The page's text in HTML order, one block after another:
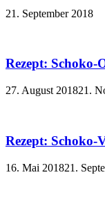
21. September 2018
Rezept:
27. August 201821.
Rezept:
16. Mai 201821.